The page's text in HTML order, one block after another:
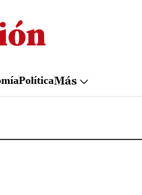
PolíticaMás